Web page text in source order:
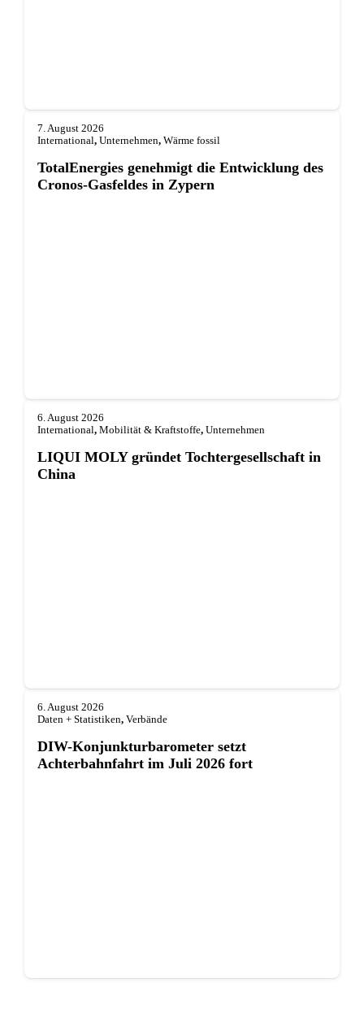
7. August 2026
International, Unternehmen, Wärme fossil
TotalEnergies genehmigt die Entwicklung des
Cronos-Gasfeldes in Zypern
6. August 2026
International, Mobilität & Kraftstoffe, Unternehmen
LIQUI MOLY gründet Tochterge­sellschaft in
China
6. August 2026
Daten + Statistiken, Verbände
DIW-Konjunkturbarometer setzt
Achterbahnfahrt im Juli 2026 fort